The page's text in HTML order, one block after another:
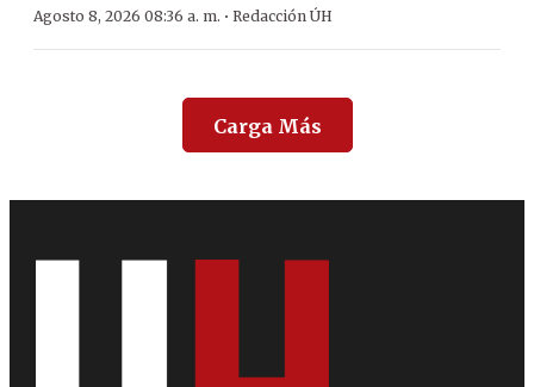
Agosto 8, 2026 08:36 a. m. · Redacción ÚH
Carga Más